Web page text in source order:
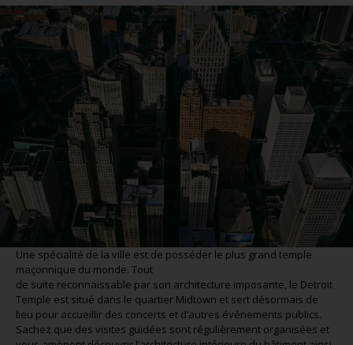
Une spécialité de la ville est de posséder le plus grand temple
maçonnique du monde. Tout
de suite reconnaissable par son architecture imposante, le Detroit
Temple est situé dans le quartier Midtown et sert désormais de
lieu pour accueillir des concerts et d’autres événements publics.
Sachez que des visites guidées sont régulièrement organisées et